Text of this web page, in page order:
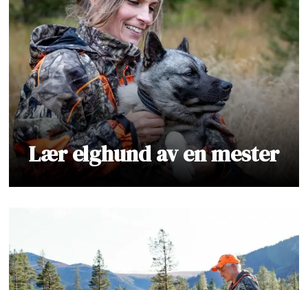
Lær elghund av en mester